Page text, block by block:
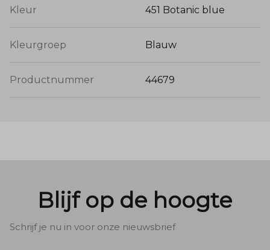
Kleur 451 Botanic blue
Kleurgroep Blauw
Productnummer 44679
Blijf op de hoogte
Schrijf je nu in voor onze nieuwsbrief